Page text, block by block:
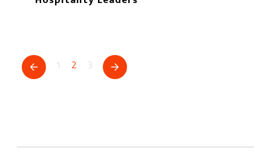
もっと読む
1 2 3